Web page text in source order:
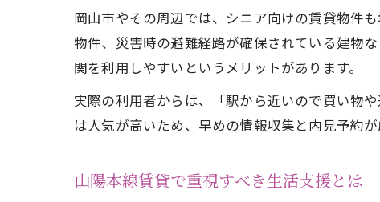
岡山市やその周辺では、シニア向けの賃貸物件
物件、災害時の避難経路が確保されている建物
関を利用しやすいというメリットがあります。
実際の利用者からは、「駅から近いので買い物
は人気が高いため、早めの情報収集と内見予約が
山陽本線賃貸で重視すべき生活支援とは